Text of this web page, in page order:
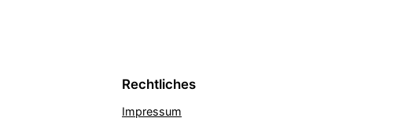
Rechtliches
Impressum